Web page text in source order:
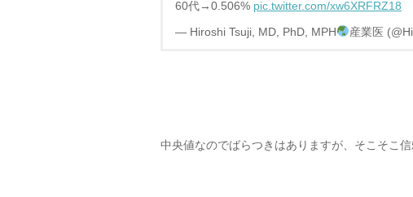
60代→0.506% pic.twitter.com/xw6XRFRZ18
— Hiroshi Tsuji, MD, PhD, MPH
産業医
中央値なのでばらつきはありますが、そこそこ